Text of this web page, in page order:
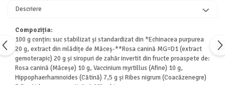
Descriere
Compoziția:
100 g conțin: suc stabilizat și standardizat din *Echinacea purpurea
20 g, extract din mlădițe de Măceș-**Rosa canină MG=D1 (extract
gemoterapic) 20 g și siropuri de zahăr invertit din fructe proaspete de:
Rosa canină (Măceșe) 10 g, Vaccinium myrtillus (Afine) 10 g,
Hippophaerhamnoides (Cătină) 7,5 g și Ribes nigrum (Coacăzenegre)